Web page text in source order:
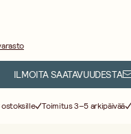
ILMOITA SAATAVUUDESTA
Toimitus 3–5 arkipäivää